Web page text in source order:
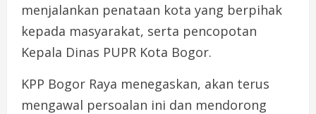
menjalankan penataan kota yang berpihak
kepada masyarakat, serta pencopotan
Kepala Dinas PUPR Kota Bogor.
KPP Bogor Raya menegaskan, akan terus
mengawal persoalan ini dan mendorong